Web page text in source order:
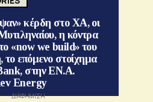
κέρδη στο ΧΑ, οι
η κόντρα
«now we build» του
επόμενο στοίχημα
στην ΕΝ.Α.
Energy